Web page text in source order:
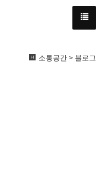
소통공간 > 블로그